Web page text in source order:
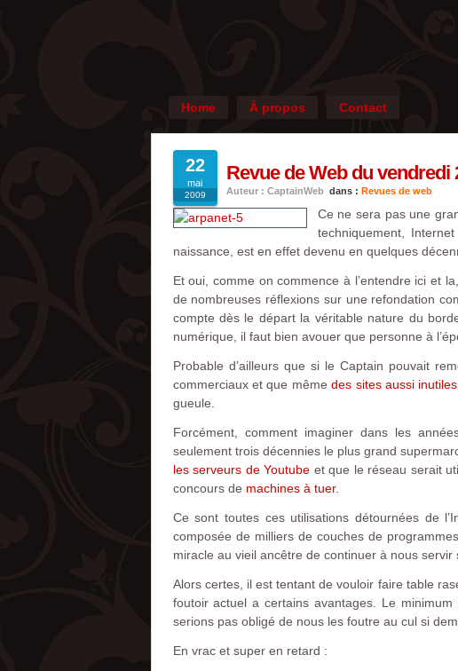
Home À propos Contact
22
mai
2009
Revue de Web du vendredi
Auteur : CaptainWeb dans : Revues de web
Ce ne sera pas une
techniquement,
naissance, est en effet devenu en quelques
Et oui, comme on commence à l’entendre ici et la,
de nombreuses réflexions sur une refondation
compte dès le départ la véritable nature du
numérique, il faut bien avouer que personne à
Probable d’ailleurs que si le Captain pouvait
commerciaux et que mêmedes sites aussi
gueule.
Forcément, comment imaginer dans les
seulement trois décennies le plus grand
les serveurs de Youtube et que le réseau serait
concours de machines à tuer.
Ce sont toutes ces utilisations détournées de
composée de milliers de couches de
miracle au vieil ancêtre de continuer à nous servir
Alors certes, il est tentant de vouloir faire table
foutoir actuel a certains avantages. Le
serions pas obligé de nous les foutre au cul si
En vrac et super en retard :